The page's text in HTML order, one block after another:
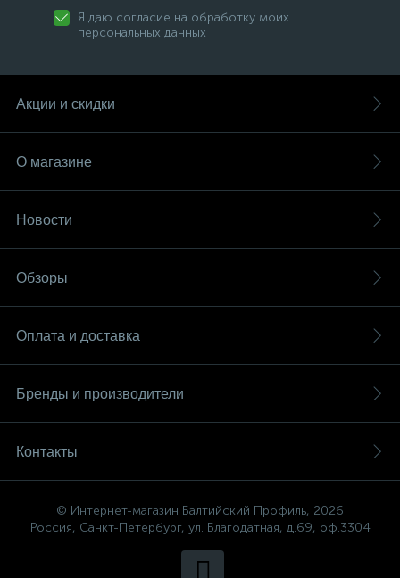
Я даю согласие на обработку моих
персональных данных
Акции и скидки
О магазине
Новости
Обзоры
Оплата и доставка
Бренды и производители
Контакты
© Интернет-магазин Балтийский Профиль, 2026
Россия, Санкт-Петербург, ул. Благодатная, д.69, оф.3304